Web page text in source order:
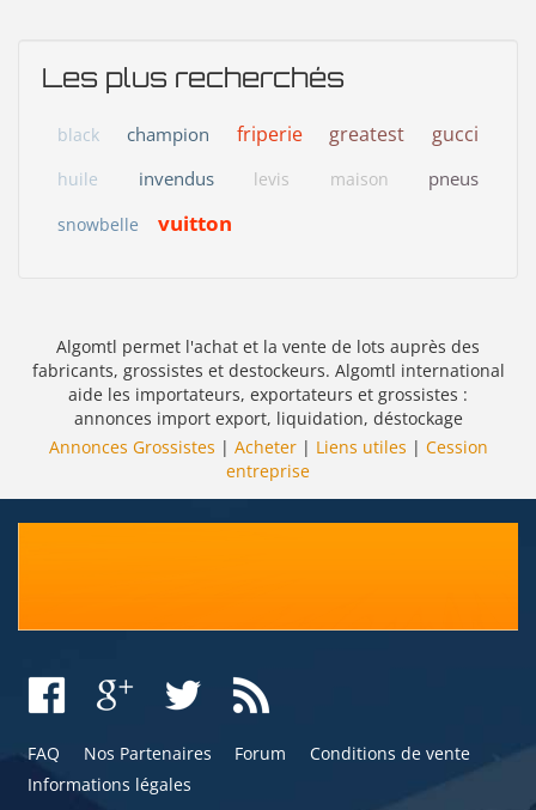
Les plus recherchés
black champion friperie greatest gucci
huile invendus levis maison pneus
snowbelle vuitton
Algomtl permet l'achat et la vente de lots auprès des
fabricants, grossistes et destockeurs. Algomtl international
aide les importateurs, exportateurs et grossistes :
annonces import export, liquidation, déstockage
Annonces Grossistes | Acheter| Liens utiles | Cession
entreprise
FAQ Nos Partenaires Forum
Conditions de vente
Informations légales